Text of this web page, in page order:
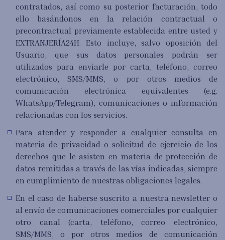
contratados, así como su posterior facturación, todo
ello basándonos en la relación contractual o
precontractual previamente establecida entre usted y
EXTRANJERÍA24H. Esto incluye, salvo oposición del
Usuario, que sus datos personales podrán ser
utilizados para enviarle por carta, teléfono, correo
electrónico, SMS/MMS, o por otros medios de
comunicación electrónica equivalentes (e.g.
WhatsApp/Telegram), comunicaciones o información
relacionadas con los servicios.
Para atender y responder a cualquier consulta en
materia de privacidad o solicitud de ejercicio de los
derechos que le asisten en materia de protección de
datos remitidas a través de las vías indicadas, siempre
en cumplimiento de nuestras obligaciones legales.
En el caso de haberse suscrito a nuestra newsletter o
al envío de comunicaciones comerciales por cualquier
otro canal (carta, teléfono, correo electrónico,
SMS/MMS, o por otros medios de comunicación